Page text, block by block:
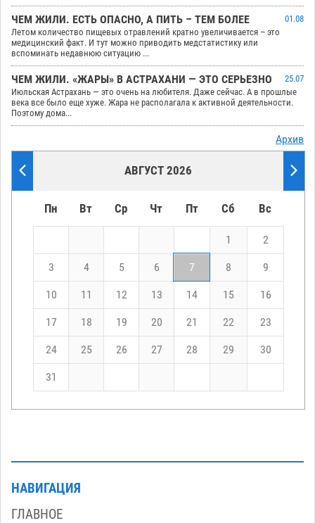
ЧЕМ ЖИЛИ. ЕСТЬ ОПАСНО, А ПИТЬ – ТЕМ БОЛЕЕ
01.08
Летом количество пищевых отравлений кратно увеличивается – это
медицинский факт. И тут можно приводить медстатистику или
вспоминать недавнюю ситуацию ...
ЧЕМ ЖИЛИ. «ЖАРЫ» В АСТРАХАНИ — ЭТО СЕРЬЕЗНО
25.07
Июльская Астрахань — это очень на любителя. Даже сейчас. А в прошлые
века все было еще хуже. Жара не располагала к активной деятельности.
Поэтому дома...
Архив
АВГУСТ 2026
Пн Вт Ср Чт Пт Сб Вс
1 2
3 4 5 6 7 8 9
10 11 12 13 14 15 16
17 18 19 20 21 22 23
24 25 26 27 28 29 30
31
НАВИГАЦИЯ
ГЛАВНОЕ